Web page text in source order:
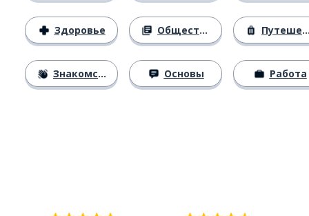
Здоровье
Знакомство
Общество
Основы
Путешествия
Работа